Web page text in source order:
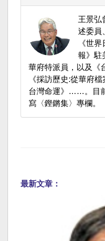
王景弘
述委員
《世
報》駐
華府特派員，以及《
《採訪歷史:從華府
台灣命運》……。目
寫〈鏗鏘集〉專欄。
最新文章：